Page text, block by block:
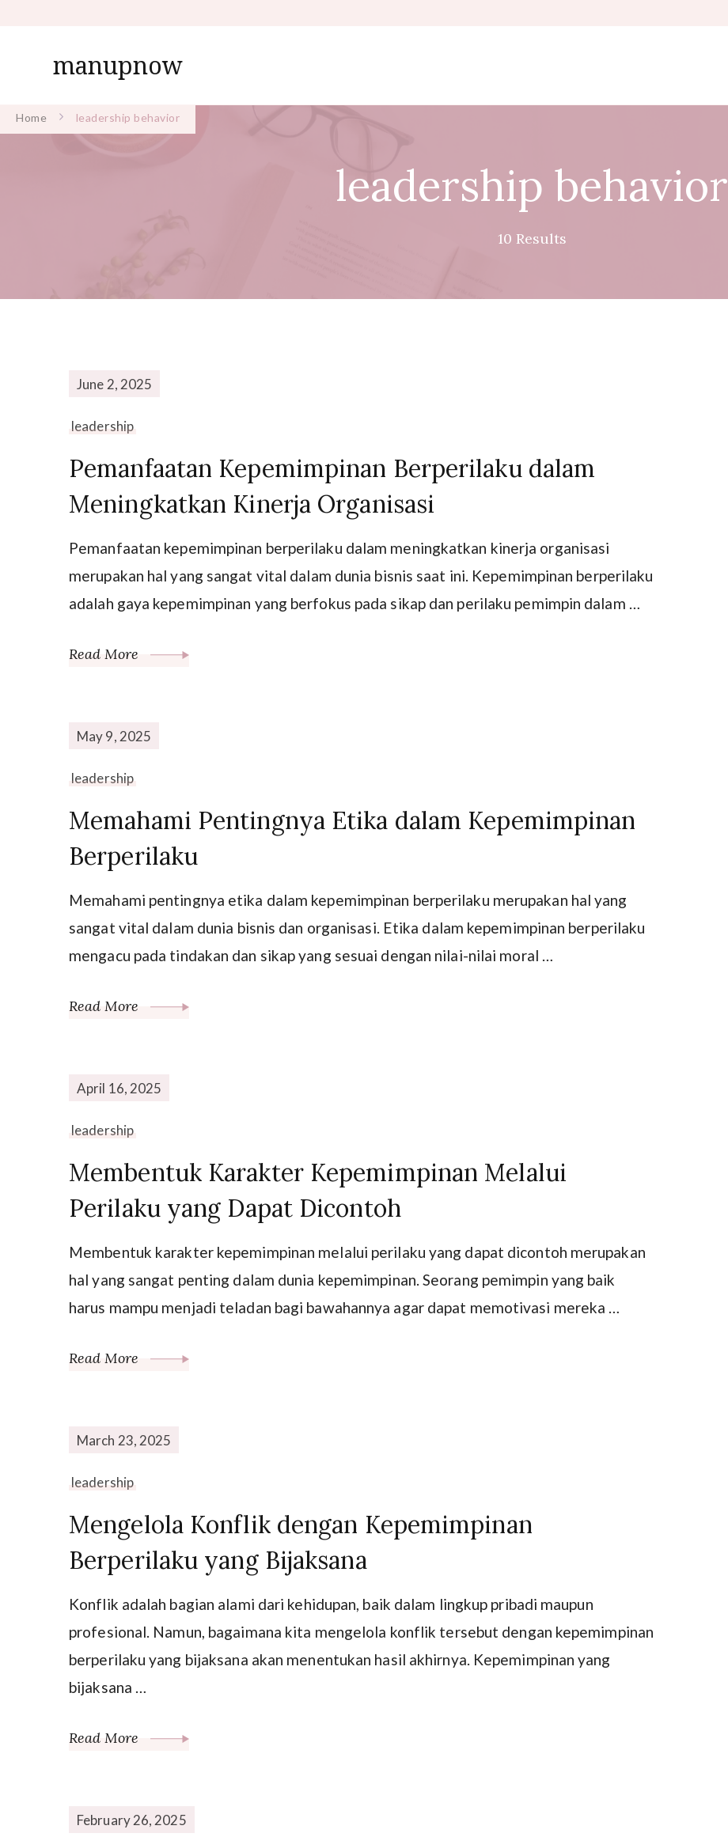
manupnow
Home leadership behavior
leadership behavior
10 Results
June 2, 2025
leadership
Pemanfaatan Kepemimpinan Berperilaku dalam
Meningkatkan Kinerja Organisasi
Pemanfaatan kepemimpinan berperilaku dalam meningkatkan kinerja organisasi
merupakan hal yang sangat vital dalam dunia bisnis saat ini. Kepemimpinan berperilaku
adalah gaya kepemimpinan yang berfokus pada sikap dan perilaku pemimpin dalam …
Read More
May 9, 2025
leadership
Memahami Pentingnya Etika dalam Kepemimpinan
Berperilaku
Memahami pentingnya etika dalam kepemimpinan berperilaku merupakan hal yang
sangat vital dalam dunia bisnis dan organisasi. Etika dalam kepemimpinan berperilaku
mengacu pada tindakan dan sikap yang sesuai dengan nilai-nilai moral …
Read More
April 16, 2025
leadership
Membentuk Karakter Kepemimpinan Melalui
Perilaku yang Dapat Dicontoh
Membentuk karakter kepemimpinan melalui perilaku yang dapat dicontoh merupakan
hal yang sangat penting dalam dunia kepemimpinan. Seorang pemimpin yang baik
harus mampu menjadi teladan bagi bawahannya agar dapat memotivasi mereka …
Read More
March 23, 2025
leadership
Mengelola Konflik dengan Kepemimpinan
Berperilaku yang Bijaksana
Konflik adalah bagian alami dari kehidupan, baik dalam lingkup pribadi maupun
profesional. Namun, bagaimana kita mengelola konflik tersebut dengan kepemimpinan
berperilaku yang bijaksana akan menentukan hasil akhirnya. Kepemimpinan yang
bijaksana …
Read More
February 26, 2025